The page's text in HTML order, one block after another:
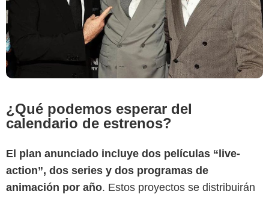
¿Qué podemos esperar del
calendario de estrenos?
El plan anunciado incluye dos películas “live-
action”, dos series y dos programas de
animación por año. Estos proyectos se distribuirán